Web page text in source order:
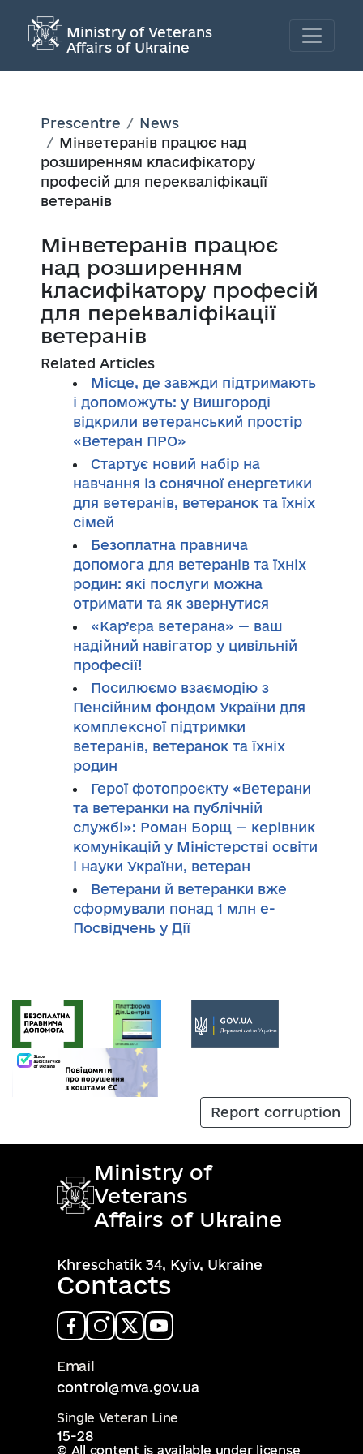
Ministry of Veterans
Affairs of Ukraine
Prescentre
News
Мінветеранів працює над
розширенням класифікатору
професій для перекваліфікації
ветеранів
Мінветеранів працює
над розширенням
класифікатору професій
для перекваліфікації
ветеранів
Related Articles
Місце, де завжди підтримають
і допоможуть: у Вишгороді
відкрили ветеранський простір
«Ветеран ПРО»
Стартує новий набір на
навчання із сонячної енергетики
для ветеранів, ветеранок та їхніх
сімей
Безоплатна правнича
допомога для ветеранів та їхніх
родин: які послуги можна
отримати та як звернутися
«Кар’єра ветерана» — ваш
надійний навігатор у цивільній
професії!
Посилюємо взаємодію з
Пенсійним фондом України для
комплексної підтримки
ветеранів, ветеранок та їхніх
родин
Герої фотопроєкту «Ветерани
та ветеранки на публічній
службі»: Роман Борщ — керівник
комунікацій у Міністерстві освіти
і науки України, ветеран
Ветерани й ветеранки вже
сформували понад 1 млн е-
Посвідчень у Дії
Report corruption
Ministry of
Veterans
Affairs of Ukraine
Khreschatik 34, Kyiv, Ukraine
Contacts
Email
control@mva.gov.ua
Single Veteran Line
15-28
© All content is available under license